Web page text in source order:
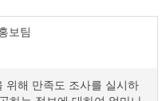
보팀
위해 만족도 조사를 실시하